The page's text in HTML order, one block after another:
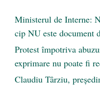
Ministerul de Interne:
cip NU este document
Protest împotriva
exprimare nu poate fi
Claudiu Târziu,